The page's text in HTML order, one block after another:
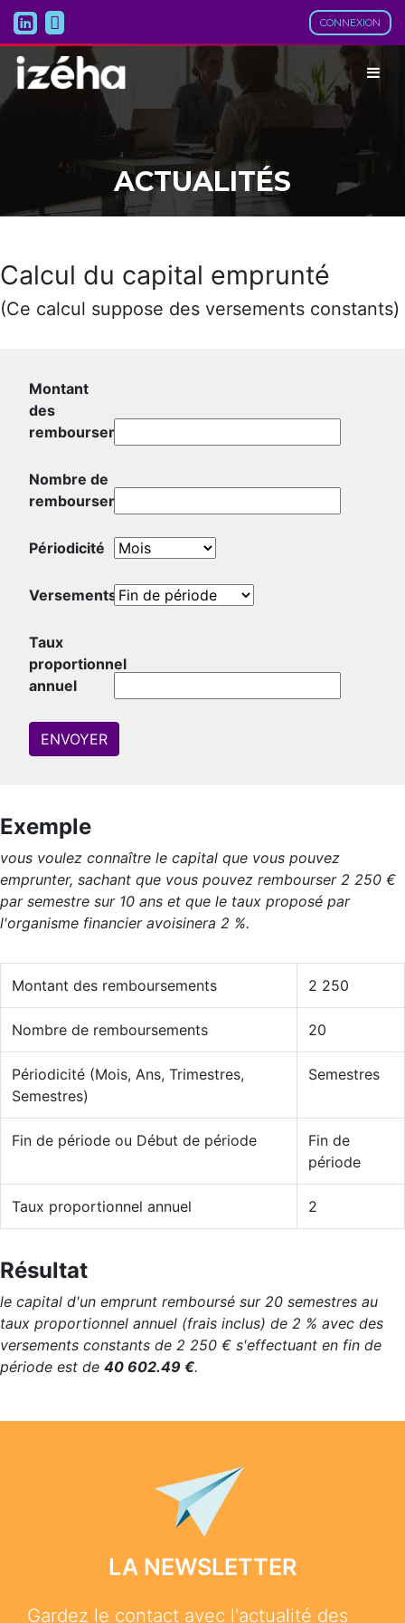
CONNEXION
ACTUALITÉS
Calcul du capital emprunté
(Ce calcul suppose des versements constants)
Montant
des
remboursements
Nombre de
remboursements
Périodicité
Versements
Taux
proportionnel
annuel
ENVOYER
Exemple
vous voulez connaître le capital que vous pouvez
emprunter, sachant que vous pouvez rembourser 2 250 €
par semestre sur 10 ans et que le taux proposé par
l'organisme financier avoisinera 2 %.
Montant des remboursements 2 250
Nombre de remboursements 20
Périodicité (Mois, Ans, Trimestres,
Semestres)
Semestres
Fin de période ou Début de période
Fin de
période
Taux proportionnel annuel 2
Résultat
le capital d'un emprunt remboursé sur 20 semestres au
taux proportionnel annuel (frais inclus) de 2 % avec des
versements constants de 2 250 € s'effectuant en fin de
période est de 40 602.49 €.
LA NEWSLETTER
Gardez le contact avec l'actualité des